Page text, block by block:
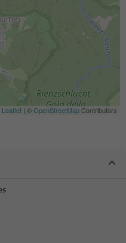
Leaflet | ©OpenStreetMapContributors